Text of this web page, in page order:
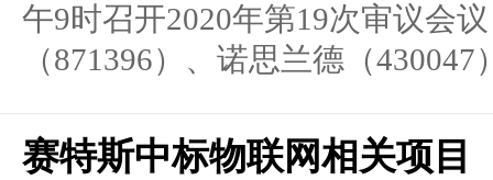
午9时召开2020年第19次审议会
（871396）、诺思兰德（
赛特斯中标物联网相关项目